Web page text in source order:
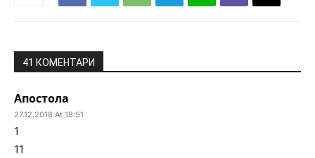
41 КОМЕНТАРИ
Апостола
27.12.2018 At 18:51
1
11